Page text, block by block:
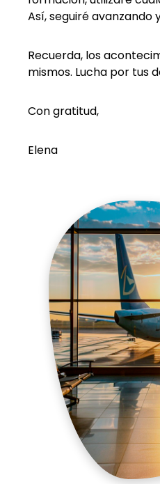
Así, seguiré
Recuerda, los
mismos. Lucha por tus
Con gratitud,
Elena